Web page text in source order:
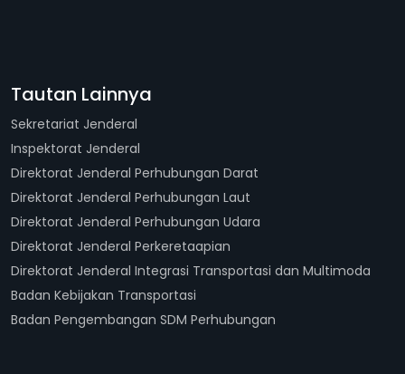
Tautan Lainnya
Sekretariat Jenderal
Inspektorat Jenderal
Direktorat Jenderal Perhubungan Darat
Direktorat Jenderal Perhubungan Laut
Direktorat Jenderal Perhubungan Udara
Direktorat Jenderal Perkeretaapian
Direktorat Jenderal Integrasi Transportasi dan Multimoda
Badan Kebijakan Transportasi
Badan Pengembangan SDM Perhubungan